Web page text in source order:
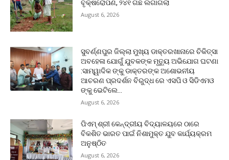
ବୃକ୍ଷରୋପଣ, ୨୪୧ ଗଛ ଲଗାଗଲା
August 6, 2026
ସୁବର୍ଣ୍ଣପୁର ଜିଲ୍ଲା ମୁଖ୍ୟ ଡାକ୍ତରଖାନାରେ ଚିକିତ୍ସା
ଅବହେଳା ଯୋଗୁଁ ଯୁବକଙ୍କ ମୃତ୍ୟୁ ଅଭିଯୋଗ ଘଟଣା
:ସାମ୍ୱାଦିକ ଙ୍କୁ ଡାକ୍ତରଙ୍କ ଅଶୋଭନୀୟ
ଆଚରଣ ପ୍ରଦର୍ଶନ ବିରୁଦ୍ଧ ରେ ଏସପି ଓ ସିଡିଏମଓ
ଙ୍କୁ ଭେଟିଲେ...
August 6, 2026
ପିଏମ୍ ଶ୍ରୀ କେନ୍ଦ୍ରୀୟ ବିଦ୍ୟାଳୟରେ ଠାରେ
ବିକଶିତ ଭାରତ ପାଇଁ ନିଶାମୁକ୍ତ ଯୁବ କାର୍ଯ୍ୟକ୍ରମ
ଅନୁଷ୍ଠିତ
August 6, 2026